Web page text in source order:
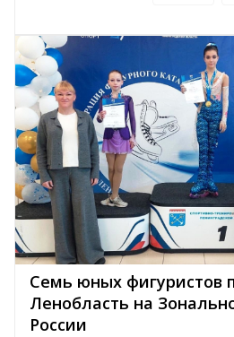
Семь юных фигуристов
Ленобласть на
России